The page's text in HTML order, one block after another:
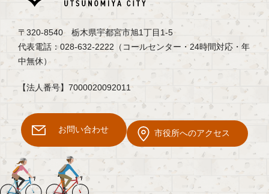
〒320-8540 栃木県宇都宮市旭1丁目1-5
代表電話：028-632-2222（コールセンター・24時間対応・年
中無休）
【法人番号】7000020092011
お問い合わせ 市役所へのアクセス